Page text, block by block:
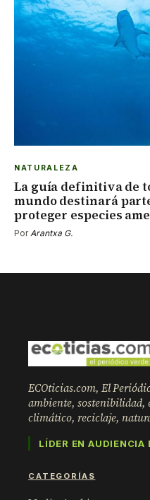
NATURALEZA
La guía definitiva de
mundo destinará
proteger especies
Por Arantxa G.
ECOticias.com, El
ambiente, sostenibilidad,
climático, reciclaje,
LÍDER EN
CATEGORÍAS